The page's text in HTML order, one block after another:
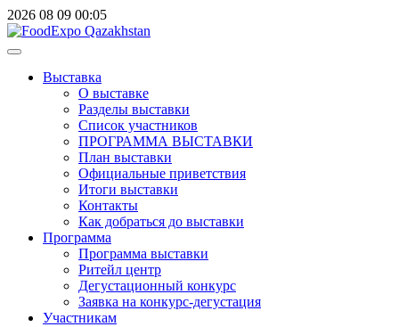
2026 08 09 00:05
Выставка
О выставке
Разделы выставки
Список участников
ПРОГРАММА ВЫСТАВКИ
План выставки
Официальные приветствия
Итоги выставки
Контакты
Как добраться до выставки
Программа
Программа выставки
Ритейл центр
Дегустационный конкурс
Заявка на конкурс-дегустация
Участникам